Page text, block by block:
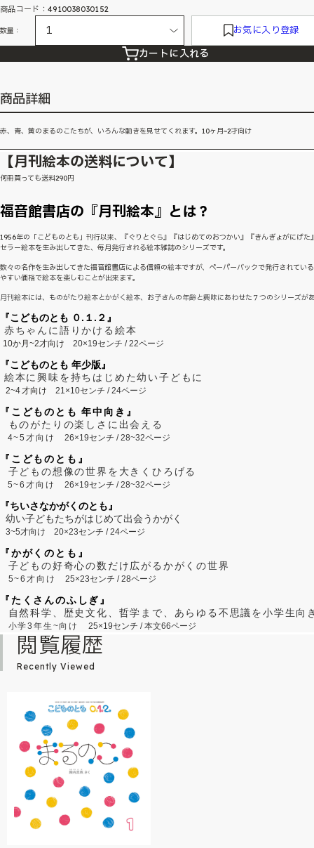
商品コード：4910038030152
数量： お気に入り登録
カートに入れる
商品詳細
赤、青、黄のまるのこたちが、いろんな動きを見せてくれます。10ヶ月~2才向け
【月刊絵本の送料について】
何冊買っても送料290円
福音館書店の『月刊絵本』とは？
1956年の「こどものとも」刊行以来、『ぐりとぐら』『はじめてのおつかい』『きんぎょがにげた
セラー絵本を生み出してきた、毎月発行される絵本雑誌のシリーズです。
数々の名作を生み出してきた福音館書店による信頼の絵本ですが、ペーパーバックで発行されてい
やすい価格で絵本を楽しむことが出来ます。
月刊絵本には、ものがたり絵本とかがく絵本、お子さんの年齢と興味にあわせた７つのシリーズが
『こどものとも ０.１.２』
赤ちゃんに語りかける絵本
10か月~2才向け 20×19センチ / 22ページ
『こどものとも 年少版』
絵本に興味を持ちはじめた幼い子どもに
2~4 才向け 21×10センチ / 24ページ
『こどものとも 年中向き』
ものがたりの楽しさに出会える
4~5才向け26×19センチ / 28~32ページ
『こどものとも』
子どもの想像の世界を大きくひろげる
5~6才向け26×19センチ / 28~32ページ
『ちいさなかがくのとも』
幼い子どもたちがはじめて出会うかがく
3~5才向け 20×23センチ / 24ページ
『かがくのとも』
子どもの好奇心の数だけ広がるかがくの世界
5~6才向け25×23センチ / 28ページ
『たくさんのふしぎ』
自然科学、歴史文化、哲学まで、あらゆる不思議を小学生向
小学3年生~向け 25×19センチ / 本文66ページ
閲覧履歴
Recently Viewed